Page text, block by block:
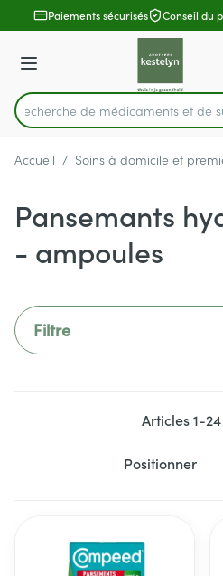
Aller au contenu
1 de 1
Paiements sécurisés Conseil du
Menu
Rechercher
Recherche de médicame
Accueil / Soins à domicile et
Pansemants
- ampoules
Filtre
Articles1-24
Trier par: